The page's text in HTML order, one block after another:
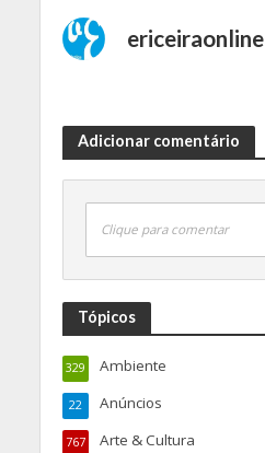
ericeiraonline
Adicionar comentário
Clique para comentar
Tópicos
Ambiente
329
Anúncios
22
Arte & Cultura
767